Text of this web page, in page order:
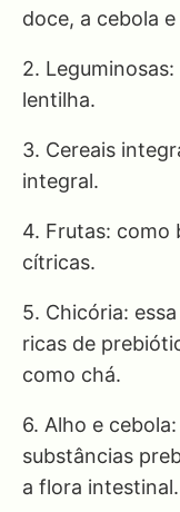
doce, a cebola
2.
lentilha.
3. Cereais
integral.
4. Frutas: como
cítricas.
5. Chicória:
ricas de
como chá.
6. Alho e
substâncias
a flora intestinal.